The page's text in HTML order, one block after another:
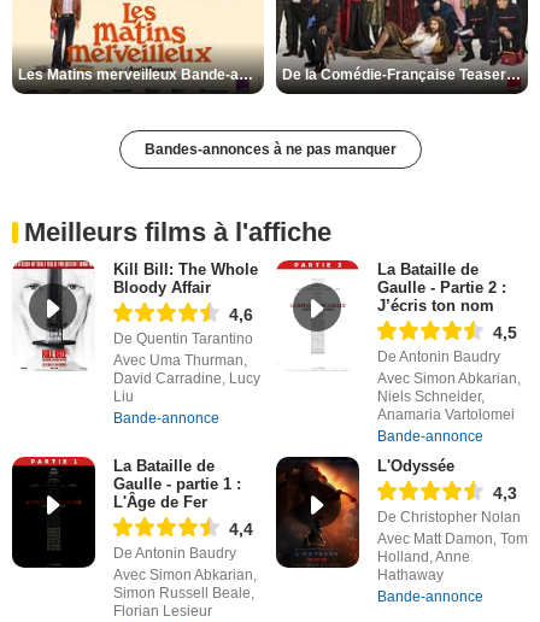
Les Matins merveilleux Bande-annonce VF De la Comédie-Française Teaser VF
Bandes-annonces à ne pas manquer
Meilleurs films à l'affiche
Kill Bill: The Whole
Bloody Affair
4,6
De Quentin Tarantino
Avec Uma Thurman,
David Carradine, Lucy
Liu
Bande-annonce
La Bataille de
Gaulle - Partie 2 :
J’écris ton nom
4,5
De Antonin Baudry
Avec Simon Abkarian,
Niels Schneider,
Anamaria Vartolomei
Bande-annonce
La Bataille de
Gaulle - partie 1 :
L'Âge de Fer
4,4
De Antonin Baudry
Avec Simon Abkarian,
Simon Russell Beale,
Florian Lesieur
L'Odyssée
4,3
De Christopher Nolan
Avec Matt Damon, Tom
Holland, Anne
Hathaway
Bande-annonce